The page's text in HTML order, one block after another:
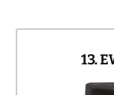
13.